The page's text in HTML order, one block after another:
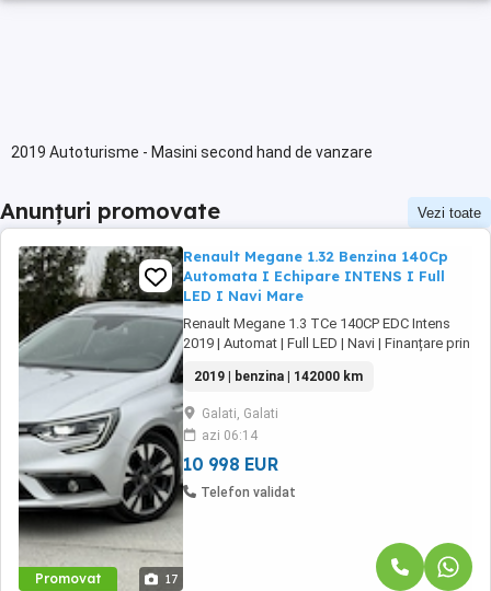
2019 Autoturisme - Masini second hand de vanzare
Anunțuri promovate Vezi toate
Promovat 17
Renault Megane 1.32 Benzina 140Cp
Automata I Echipare INTENS I Full
LED I Navi Mare
Renault Megane 1.3 TCe 140CP EDC Intens
2019 | Automat | Full LED | Navi | Finanțare prin
pe toată perioada finanțării Aprobare rapidă
Garanție inclusă pentru autoturismele eligibile
Transport la domiciliu, în funcție de distanță
Contactează-ne ...
2019 | benzina | 142000 km
Galati, Galati
azi 06:14
10 998 EUR
Telefon validat